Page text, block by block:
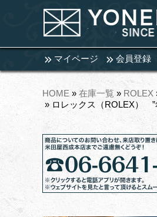
マイページ 会員登録
HOME » 在庫一覧 » ROLEX
» ロレックス（ROLEX）